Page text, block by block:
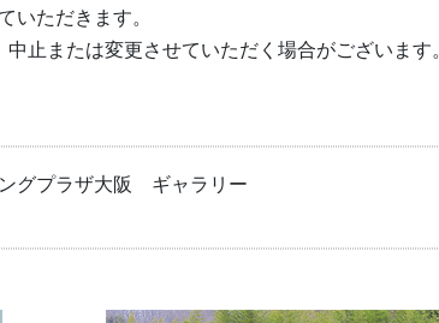
いただきます。
止または変更させていただく場合がございます。
グプラザ大阪 ギャラリー